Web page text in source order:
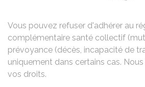
Vous pouvez refuser d'adhérer au
complémentaire santé collectif
prévoyance (décès, incapacité de
uniquement dans certains cas.
vos droits.